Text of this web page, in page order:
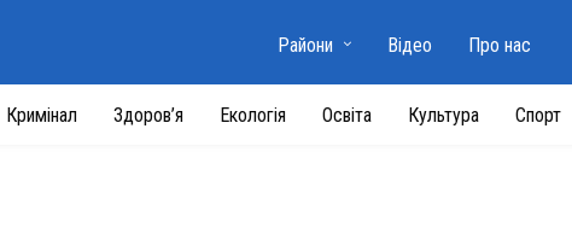
Кримінал Здоров’я Екологія Освіта Культура Спорт
Райони Відео Про нас